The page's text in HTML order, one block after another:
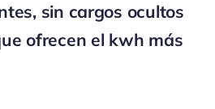
sin cargos ocultos
ofrecen el kwh más